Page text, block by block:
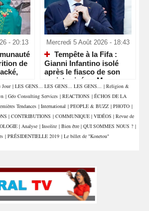
- 20:13
de
Mercredi 5 Août 2026 - 18:43
Tempête à la Fifa :
Gianni Infantino isolé
après le fiasco de son
projet privé au Maroc
Jour | LES GENS... LES GENS... LES GENS... | Religion &
| Géo Consulting Services | REACTIONS | ÉCHOS DE LA
Tendances | International | PEOPLE & BUZZ | PHOTO |
| CONTRIBUTIONS | COMMUNIQUE | VIDÉOS | Revue de
| Analyse | Insolite | Bien être | QUI SOMMES NOUS ? |
| PRÉSIDENTIELLE 2019 | Le billet de "Konetou"